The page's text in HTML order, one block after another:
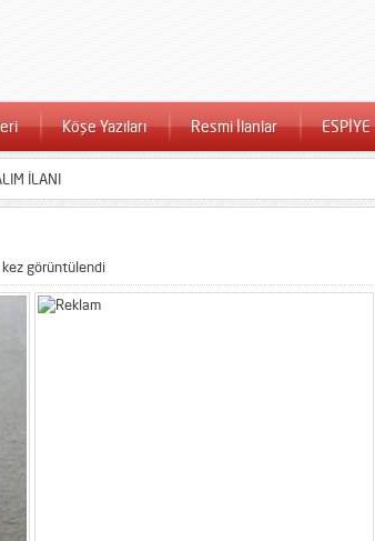
Köşe Yazıları Resmi İlanlar ESPİYE
İLANI
görüntülendi